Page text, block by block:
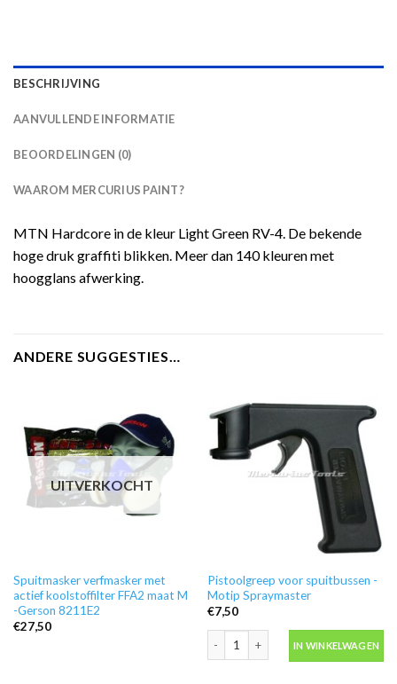
BESCHRIJVING
AANVULLENDE INFORMATIE
BEOORDELINGEN (0)
WAAROM MERCURIUS PAINT?
MTN Hardcore in de kleur Light Green RV-4. De bekende
hoge druk graffiti blikken. Meer dan 140 kleuren met
hoogglans afwerking.
ANDERE SUGGESTIES…
UITVERKOCHT
Spuitmasker verfmasker met
actief koolstoffilter FFA2 maat M
-Gerson 8211E2
€27,50
Pistoolgreep voor spuitbussen -
Motip Spraymaster
€7,50
Pistoolgreep voor spuitbussen -
IN WINKELWAGEN